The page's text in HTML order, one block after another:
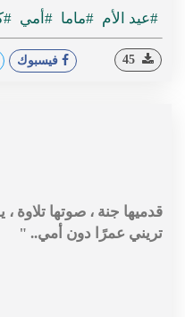
#عيد الأم #ماما #أمي
فيسبوك
‏قدميها جنة ، صوتها تلاوة ،
تريني عمرًا دون أمي.. "